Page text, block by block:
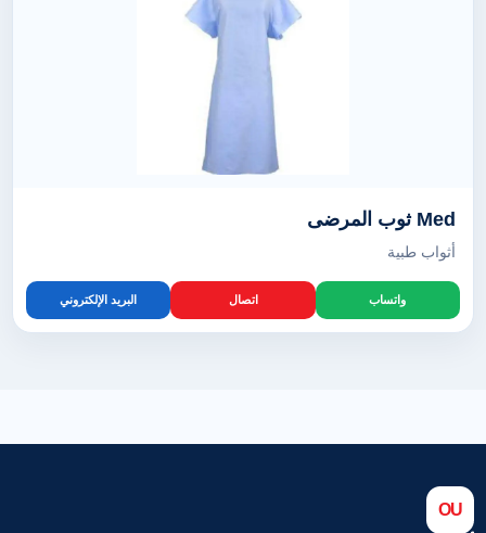
Med ثوب المرضى
أثواب طبية
واتساب اتصال البريد الإلكتروني
OU